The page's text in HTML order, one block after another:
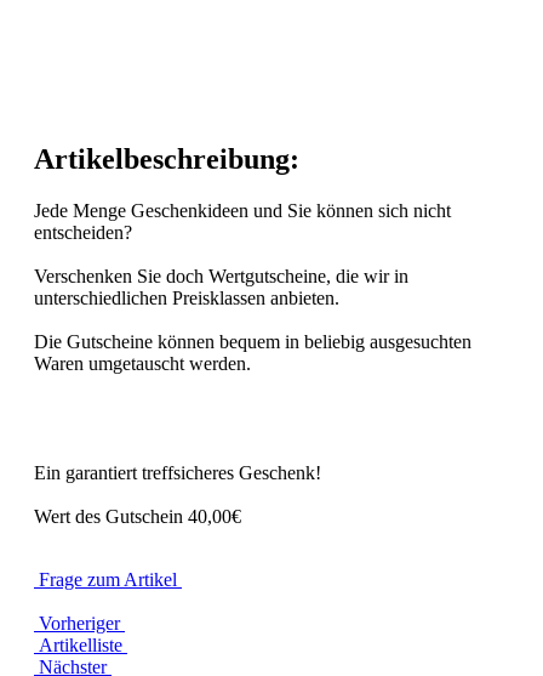
Artikelbeschreibung:
Jede Menge Geschenkideen und Sie können sich nicht
entscheiden?
Verschenken Sie doch Wertgutscheine, die wir in
unterschiedlichen Preisklassen anbieten.
Die Gutscheine können bequem in beliebig ausgesuchten
Waren umgetauscht werden.
Ein garantiert treffsicheres Geschenk!
Wert des Gutschein 40,00€
Frage zum Artikel
Vorheriger
Artikelliste
Nächster